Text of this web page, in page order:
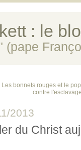
: le
(pape
Les bonnets rouges et le
contre
2013
du Christ